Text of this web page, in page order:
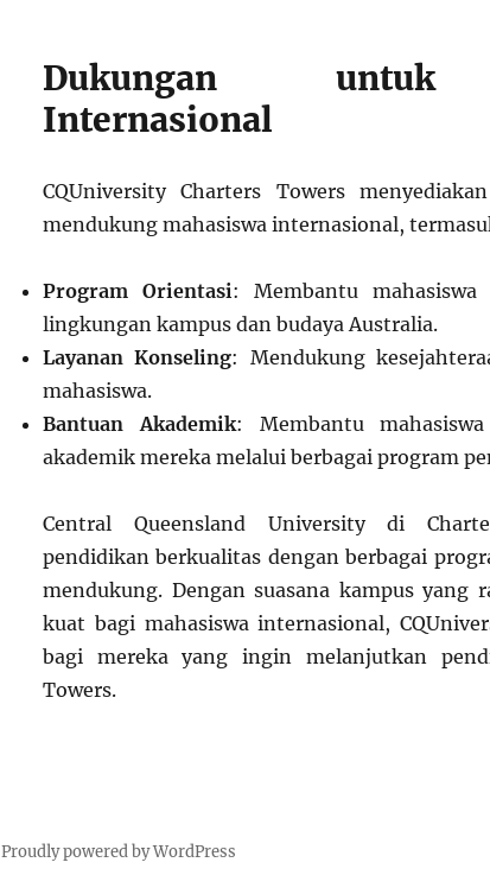
Dukungan untuk
Internasional
CQUniversity Charters Towers
mendukung mahasiswa internasional,
Program Orientasi: Membantu mahasiswa
lingkungan kampus dan budaya Australia.
Layanan Konseling: Mendukung
mahasiswa.
Bantuan Akademik: Membantu
akademik mereka melalui berbagai program
Central Queensland University di
pendidikan berkualitas dengan berbagai
mendukung. Dengan suasana kampus yang
kuat bagi mahasiswa internasional,
bagi mereka yang ingin melanjutkan
Towers.
Proudly powered by WordPress